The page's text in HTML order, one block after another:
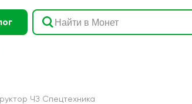
ЧЗ Спецтехника